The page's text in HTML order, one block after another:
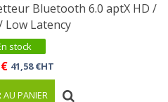
Bluetooth 6.0 aptX HD /
Low Latency
stock
41,58 €HT
AU PANIER